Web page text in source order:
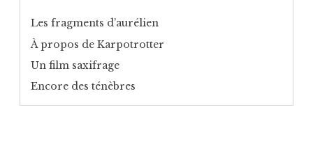
Les fragments d’aurélien
À propos de Karpotrotter
Un film saxifrage
Encore des ténèbres